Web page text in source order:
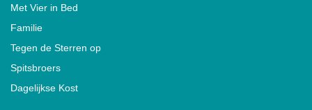
Met Vier in Bed
Familie
Tegen de Sterren op
Spitsbroers
Dagelijkse Kost